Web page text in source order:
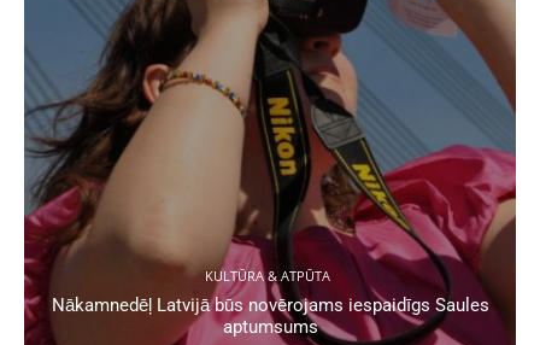
KULTŪRA & ATPŪTA
Nākamnedēļ Latvijā būs novērojams iespaidīgs Saules
aptumsums